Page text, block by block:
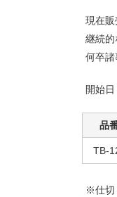
現在販
継続的
何卒諸
開始
品
TB-
※仕切